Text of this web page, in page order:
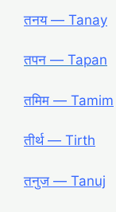
तनय ― Tanay
तपन ― Tapan
तमिम ― Tamim
तीर्थ ― Tirth
तनुज ― Tanuj